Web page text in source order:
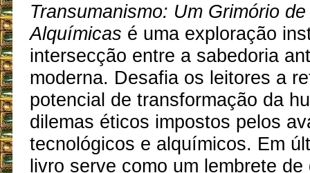
Transumanismo: Um Grimório
Alquímicas é uma exploração
intersecção entre a sabedoria
moderna. Desafia os leitores a
potencial de transformação da
dilemas éticos impostos pelos
tecnológicos e alquímicos. Em
livro serve como um lembrete de